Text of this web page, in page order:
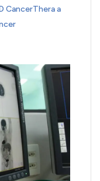
CancerThera a